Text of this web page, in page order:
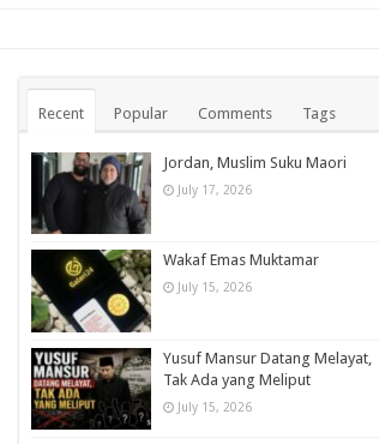
Recent Popular Comments Tags
Jordan, Muslim Suku Maori
July 17, 2026
Wakaf Emas Muktamar
July 15, 2026
Yusuf Mansur Datang Melayat,
Tak Ada yang Meliput
July 15, 2026